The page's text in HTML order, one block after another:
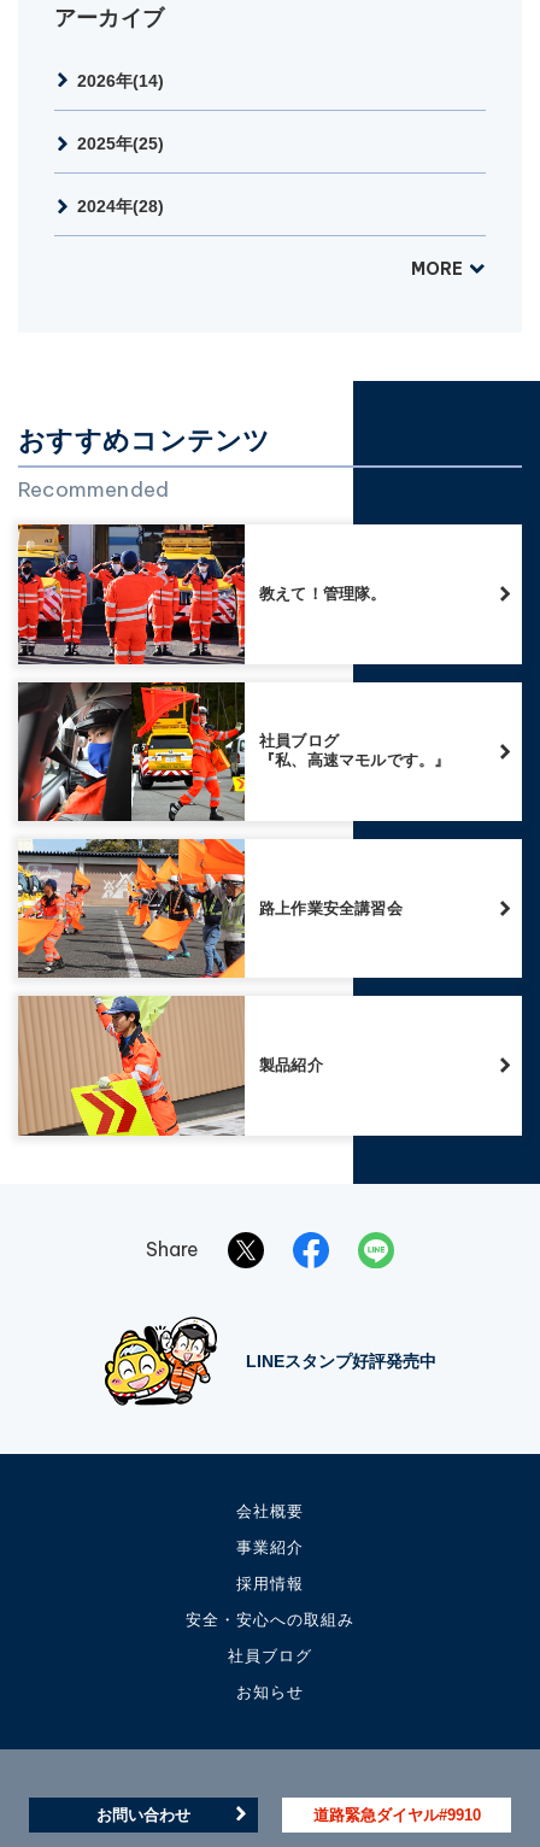
アーカイブ
2026年(14)
2025年(25)
2024年(28)
MORE
おすすめコンテンツ
Recommended
教えて！管理隊。
社員ブログ
『私、高速マモルです。』
路上作業安全講習会
製品紹介
Share
LINEスタンプ好評発売中
会社概要
事業紹介
採用情報
安全・安心への取組み
社員ブログ
お知らせ
お問い合わせ 道路緊急ダイヤル#9910